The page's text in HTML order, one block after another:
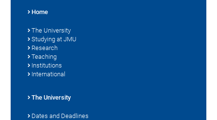
Home
The University
Studying at JMU
Research
Teaching
Institutions
International
The University
Dates and Deadlines